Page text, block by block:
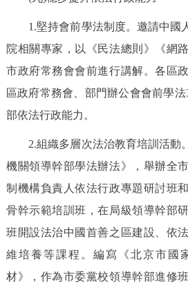
1.堅持會前學法制度。邀請中國
院相關專家，以《民法總則》《網
市政府常務會會前進行講解。各區
區政府常務會、部門辦公會會前學
部依法行政能力。
2.組織多層次法治教育培訓活動
機關領導幹部學法辦法》，舉辦全
制機構負責人依法行政專題研討班
骨幹示範培訓班，在局級領導幹部
班開設法治中國首善之區建設、依
維培養等課程。編寫《北京市國
材》，作為市委黨校領導幹部進修